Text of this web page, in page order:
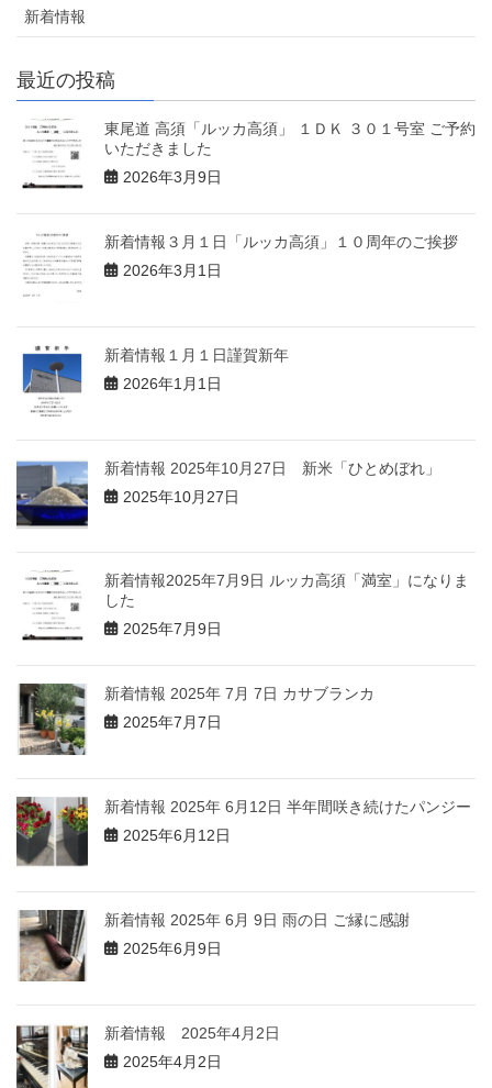
新着情報
最近の投稿
東尾道 高須「ルッカ高須」 １ＤＫ ３０１号室 ご予約
いただきました
2026年3月9日
新着情報３月１日「ルッカ高須」１０周年のご挨拶
2026年3月1日
新着情報１月１日謹賀新年
2026年1月1日
新着情報 2025年10月27日 新米「ひとめぼれ」
2025年10月27日
新着情報2025年7月9日 ルッカ高須「満室」になりま
した
2025年7月9日
新着情報 2025年 7月 7日 カサブランカ
2025年7月7日
新着情報 2025年 6月12日 半年間咲き続けたパンジー
2025年6月12日
新着情報 2025年 6月 9日 雨の日 ご縁に感謝
2025年6月9日
新着情報 2025年4月2日
2025年4月2日